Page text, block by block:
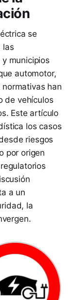
se
las
municipios
automotor,
han
de vehículos
Este artículo
los casos
riesgos
por origen
a un
la